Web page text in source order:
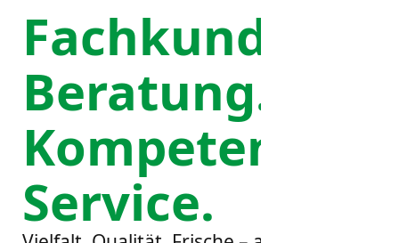
Fachkundige
Beratung.
Kompetenter
Service.